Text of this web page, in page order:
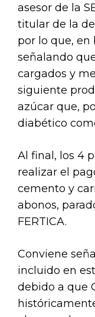
asesor de la
titular de la
por lo que,
señalando
cargados y
siguiente
azúcar que,
diabético
Al final, los 4
realizar el
cemento y
abonos,
FERTICA.
Conviene
incluido en
debido a que